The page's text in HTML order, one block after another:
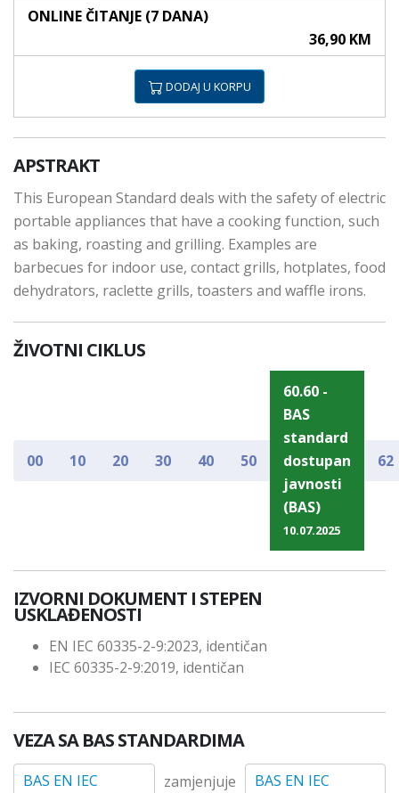
ONLINE ČITANJE (7 DANA)
36,90 KM
DODAJ U KORPU
APSTRAKT
This European Standard deals with the safety of electric
portable appliances that have a cooking function, such
as baking, roasting and grilling. Examples are
barbecues for indoor use, contact grills, hotplates, food
dehydrators, raclette grills, toasters and waffle irons.
ŽIVOTNI CIKLUS
00 10 20 30 40 50
60.60 -
BAS
standard
dostupan
javnosti
(BAS)
10.07.2025
62
IZVORNI DOKUMENT I STEPEN
USKLAĐENOSTI
EN IEC 60335-2-9:2023, identičan
IEC 60335-2-9:2019, identičan
VEZA SA BAS STANDARDIMA
BAS EN IEC
zamjenjuje
BAS EN IEC